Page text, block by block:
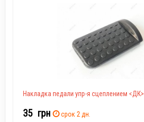
Накладка педали упр-я сцеплением <ДК>
35 грн
срок 2 дн.